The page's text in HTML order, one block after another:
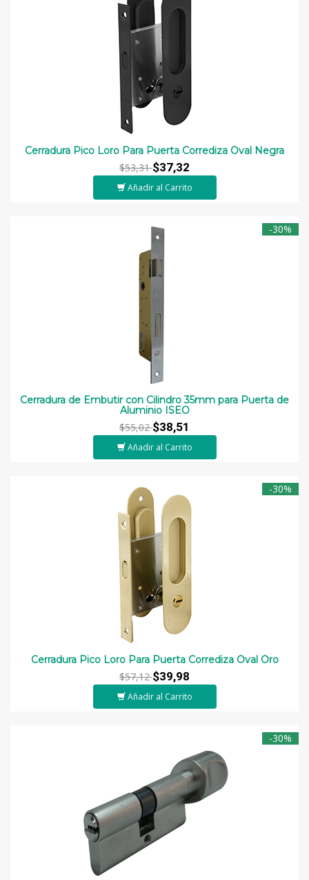
Cerradura Pico Loro Para Puerta Corrediza Oval Negra
$53,31$37,32
Añadir al Carrito
-30%
Cerradura de Embutir con Cilindro 35mm para Puerta de
Aluminio ISEO
$55,02$38,51
Añadir al Carrito
-30%
Cerradura Pico Loro Para Puerta Corrediza Oval Oro
$57,12$39,98
Añadir al Carrito
-30%